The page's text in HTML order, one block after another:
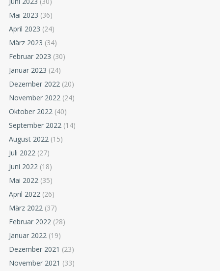
Mai 2023 (36)
April 2023 (24)
März 2023 (34)
Februar 2023 (30)
Januar 2023 (24)
Dezember 2022 (20)
November 2022 (24)
Oktober 2022 (40)
September 2022 (14)
August 2022 (15)
Juli 2022 (27)
Juni 2022 (18)
Mai 2022 (35)
April 2022 (26)
März 2022 (37)
Februar 2022 (28)
Januar 2022 (19)
Dezember 2021 (23)
November 2021 (33)